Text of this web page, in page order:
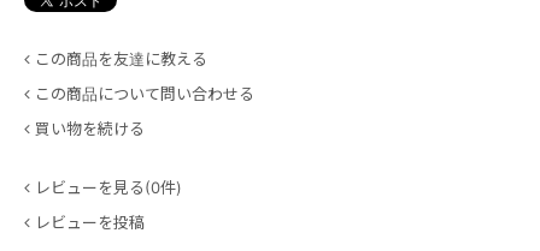
この商品を友達に教える
この商品について問い合わせる
買い物を続ける
レビューを見る(0件)
レビューを投稿